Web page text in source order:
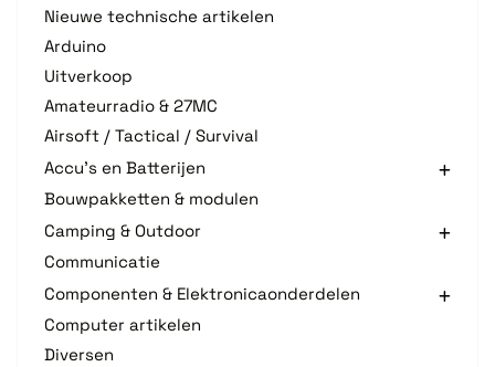
Nieuwe technische artikelen
Arduino
Uitverkoop
Amateurradio & 27MC
Airsoft / Tactical / Survival
Accu's en Batterijen
Bouwpakketten & modulen
Camping & Outdoor
Communicatie
Componenten & Elektronicaonderdelen
Computer artikelen
Diversen